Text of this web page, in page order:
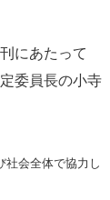
にあたって
委員長の小寺
社会全体で協力し